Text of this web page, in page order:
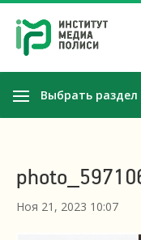
Выбрать раздел
Ноя 21, 2023 10:07